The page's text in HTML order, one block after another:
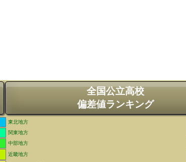
全国公立高校
偏差値ランキング
東北地方
関東地方
中部地方
近畿地方